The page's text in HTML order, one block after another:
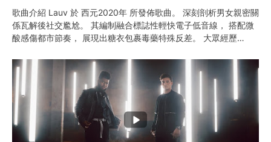
歌曲介紹 Lauv 於 西元2020年 所發佈歌曲。 深刻剖析男女親密關
係瓦解後社交尷尬。 其編制融合標誌性輕快電子低音線， 搭配微
酸感傷都市節奏， 展現出糖衣包裹毒藥特殊反差。 大眾經歷…